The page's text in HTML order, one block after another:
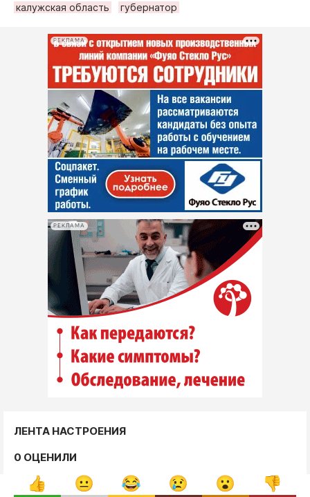
калужская область
губернатор
РЕКЛАМА
РЕКЛАМА
ЛЕНТА НАСТРОЕНИЯ
0 ОЦЕНИЛИ